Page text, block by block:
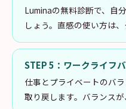
Luminaの無料診断で、自
しょう。直感の使い方は
STEP5 ： ワークライフ
仕事とプライベートのバ
取り戻します。バランスが